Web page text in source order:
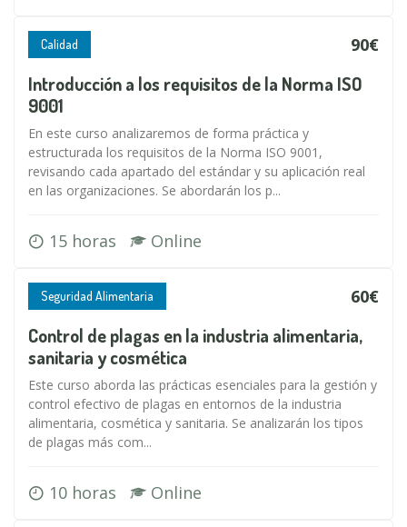
Calidad 90€
Introducción a los requisitos de la Norma ISO
9001
En este curso analizaremos de forma práctica y
estructurada los requisitos de la Norma ISO 9001,
revisando cada apartado del estándar y su aplicación real
en las organizaciones. Se abordarán los p...
15 horas Online
Seguridad Alimentaria 60€
Control de plagas en la industria alimentaria,
sanitaria y cosmética
Este curso aborda las prácticas esenciales para la gestión y
control efectivo de plagas en entornos de la industria
alimentaria, cosmética y sanitaria. Se analizarán los tipos
de plagas más com...
10 horas Online